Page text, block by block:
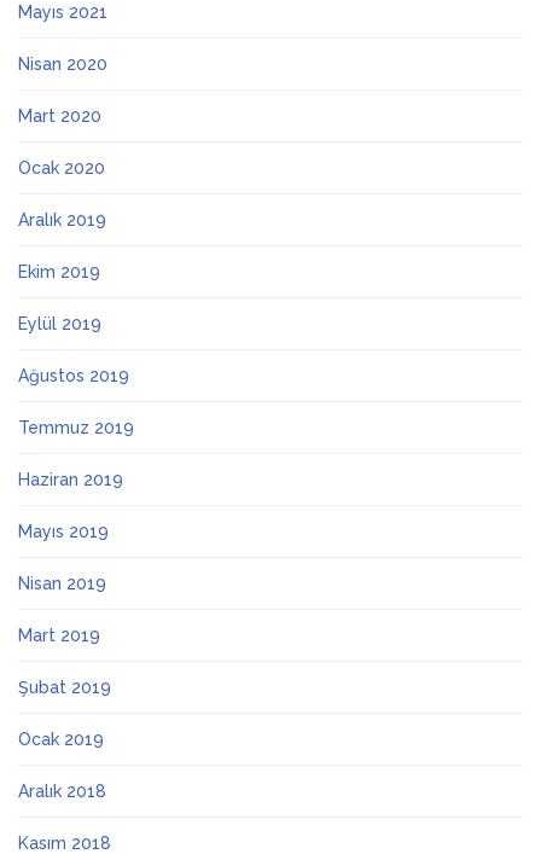
Mayıs 2021
Nisan 2020
Mart 2020
Ocak 2020
Aralık 2019
Ekim 2019
Eylül 2019
Ağustos 2019
Temmuz 2019
Haziran 2019
Mayıs 2019
Nisan 2019
Mart 2019
Şubat 2019
Ocak 2019
Aralık 2018
Kasım 2018